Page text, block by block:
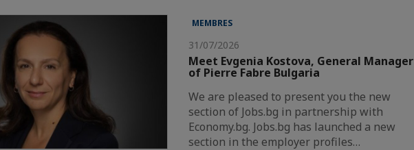
MEMBRES
31/07/2026
Meet Evgenia Kostova, General Manager
of Pierre Fabre Bulgaria
We are pleased to present you the new
section of Jobs.bg in partnership with
Economy.bg. Jobs.bg has launched a new
section in the employer profiles…